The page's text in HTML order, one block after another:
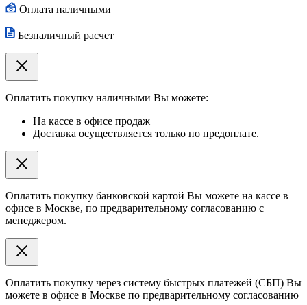
Оплата наличными
Безналичный расчет
Оплатить покупку наличными Вы можете:
На кассе в офисе продаж
Доставка осуществляется только по предоплате.
Оплатить покупку банковской картой Вы можете на кассе в
офисе в Москве, по предварительному согласованию с
менеджером.
Оплатить покупку через систему быстрых платежей (СБП) Вы
можете в офисе в Москве по предварительному согласованию